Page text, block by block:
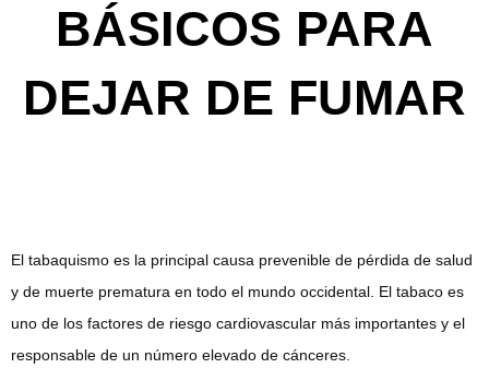
BÁSICOS PARA
DEJAR DE FUMAR
El tabaquismo es la principal causa prevenible de pérdida de salud
y de muerte prematura en todo el mundo occidental. El tabaco es
uno de los factores de riesgo cardiovascular más importantes y el
responsable de un número elevado de cánceres.